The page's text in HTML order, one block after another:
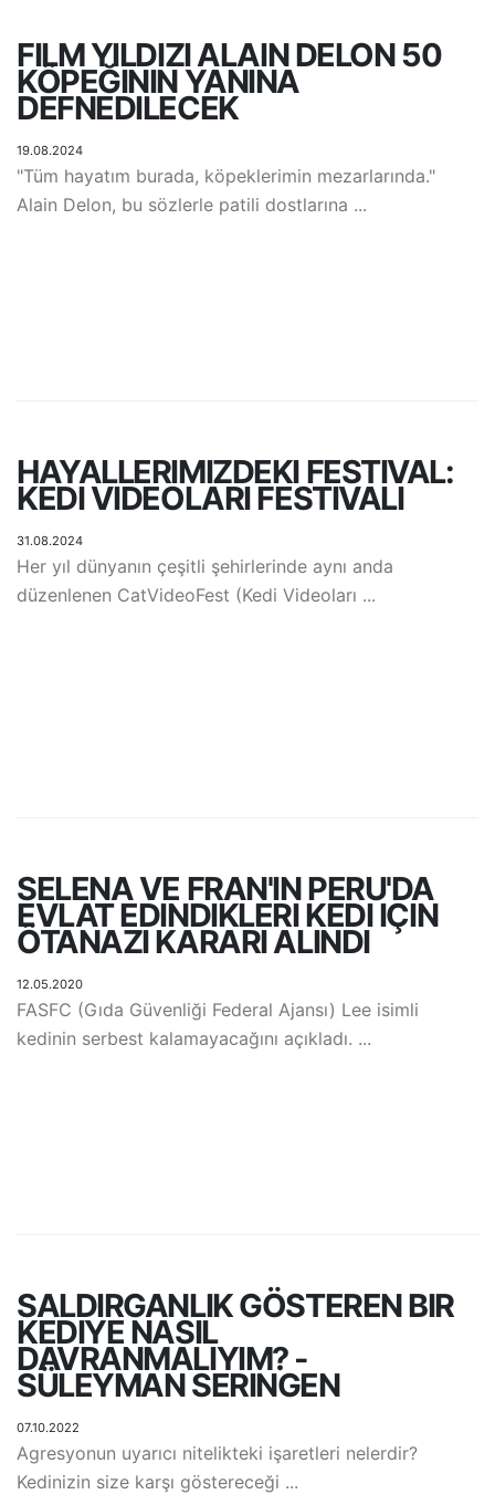
FILM YILDIZI ALAIN DELON 50
KÖPEĞININ YANINA
DEFNEDILECEK
19.08.2024
"Tüm hayatım burada, köpeklerimin mezarlarında."
Alain Delon, bu sözlerle patili dostlarına ...
HAYALLERIMIZDEKI FESTIVAL:
KEDI VIDEOLARI FESTIVALI
31.08.2024
Her yıl dünyanın çeşitli şehirlerinde aynı anda
düzenlenen CatVideoFest (Kedi Videoları ...
SELENA VE FRAN'IN PERU'DA
EVLAT EDINDIKLERI KEDI IÇIN
ÖTANAZI KARARI ALINDI
12.05.2020
FASFC (Gıda Güvenliği Federal Ajansı) Lee isimli
kedinin serbest kalamayacağını açıkladı. ...
SALDIRGANLIK GÖSTEREN BIR
KEDIYE NASIL
DAVRANMALIYIM? -
SÜLEYMAN SERINGEN
07.10.2022
Agresyonun uyarıcı nitelikteki işaretleri nelerdir?
Kedinizin size karşı göstereceği ...